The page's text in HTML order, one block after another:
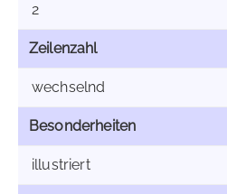
2
Zeilenzahl
wechselnd
Besonderheiten
illustriert